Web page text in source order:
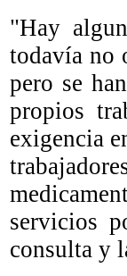
"Hay
todavía no
pero se
propios
exigencia
servicios
consulta y